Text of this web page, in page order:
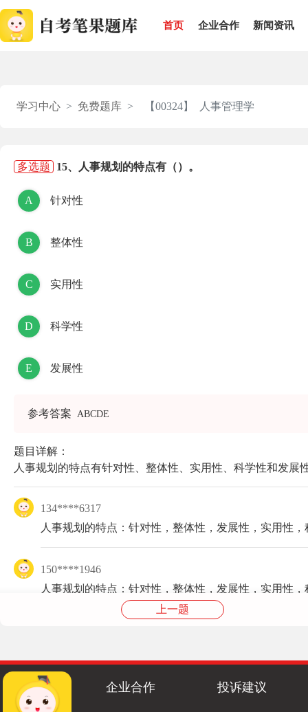
首页 企业合作 新闻资讯
学习中心 免费题库 【00324】 人事管理学
多选题 15、人事规划的特点有（）。
A 针对性
B 整体性
C 实用性
D 科学性
E 发展性
参考答案 ABCDE
题目详解：
人事规划的特点有针对性、整体性、实用性、科学性和发展
134****6317
人事规划的特点：针对性，整体性，发展性，实用性
150****1946
人事规划的特点：针对性，整体性，发展性，实用性
188****8197
上一题
企业合作 投诉建议